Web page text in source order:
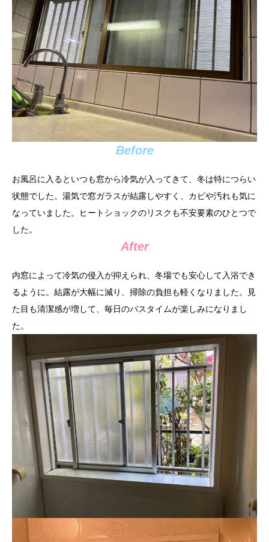
Before
お風呂に入るといつも窓から冷気が入ってきて、冬は特につらい
状態でした。湯気で窓ガラスが結露しやすく、カビや汚れも気に
なっていました。ヒートショックのリスクも不安要素のひとつで
した。
After
内窓によって冷気の侵入が抑えられ、冬場でも安心して入浴でき
るように。結露が大幅に減り、掃除の負担も軽くなりました。見
た目も清潔感が増して、毎日のバスタイムが楽しみになりまし
た。